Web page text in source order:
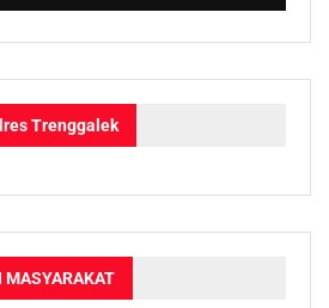
Trenggalek
MASYARAKAT